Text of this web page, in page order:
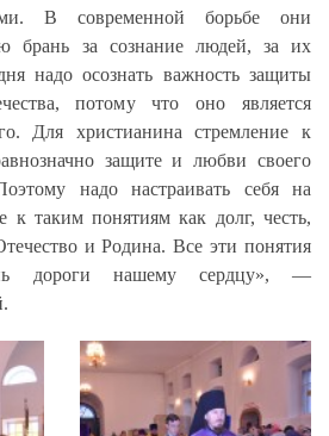
В современной борьбе они
брань за сознание людей, за их
надо осознать важность защиты
потому что оно является
Для христианина стремление к
защите и любви своего
надо настраивать себя на
к таким понятиям как долг, честь,
и Родина. Все эти понятия
дороги нашему сердцу», —